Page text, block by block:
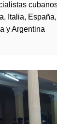
Italia,
y Argentina